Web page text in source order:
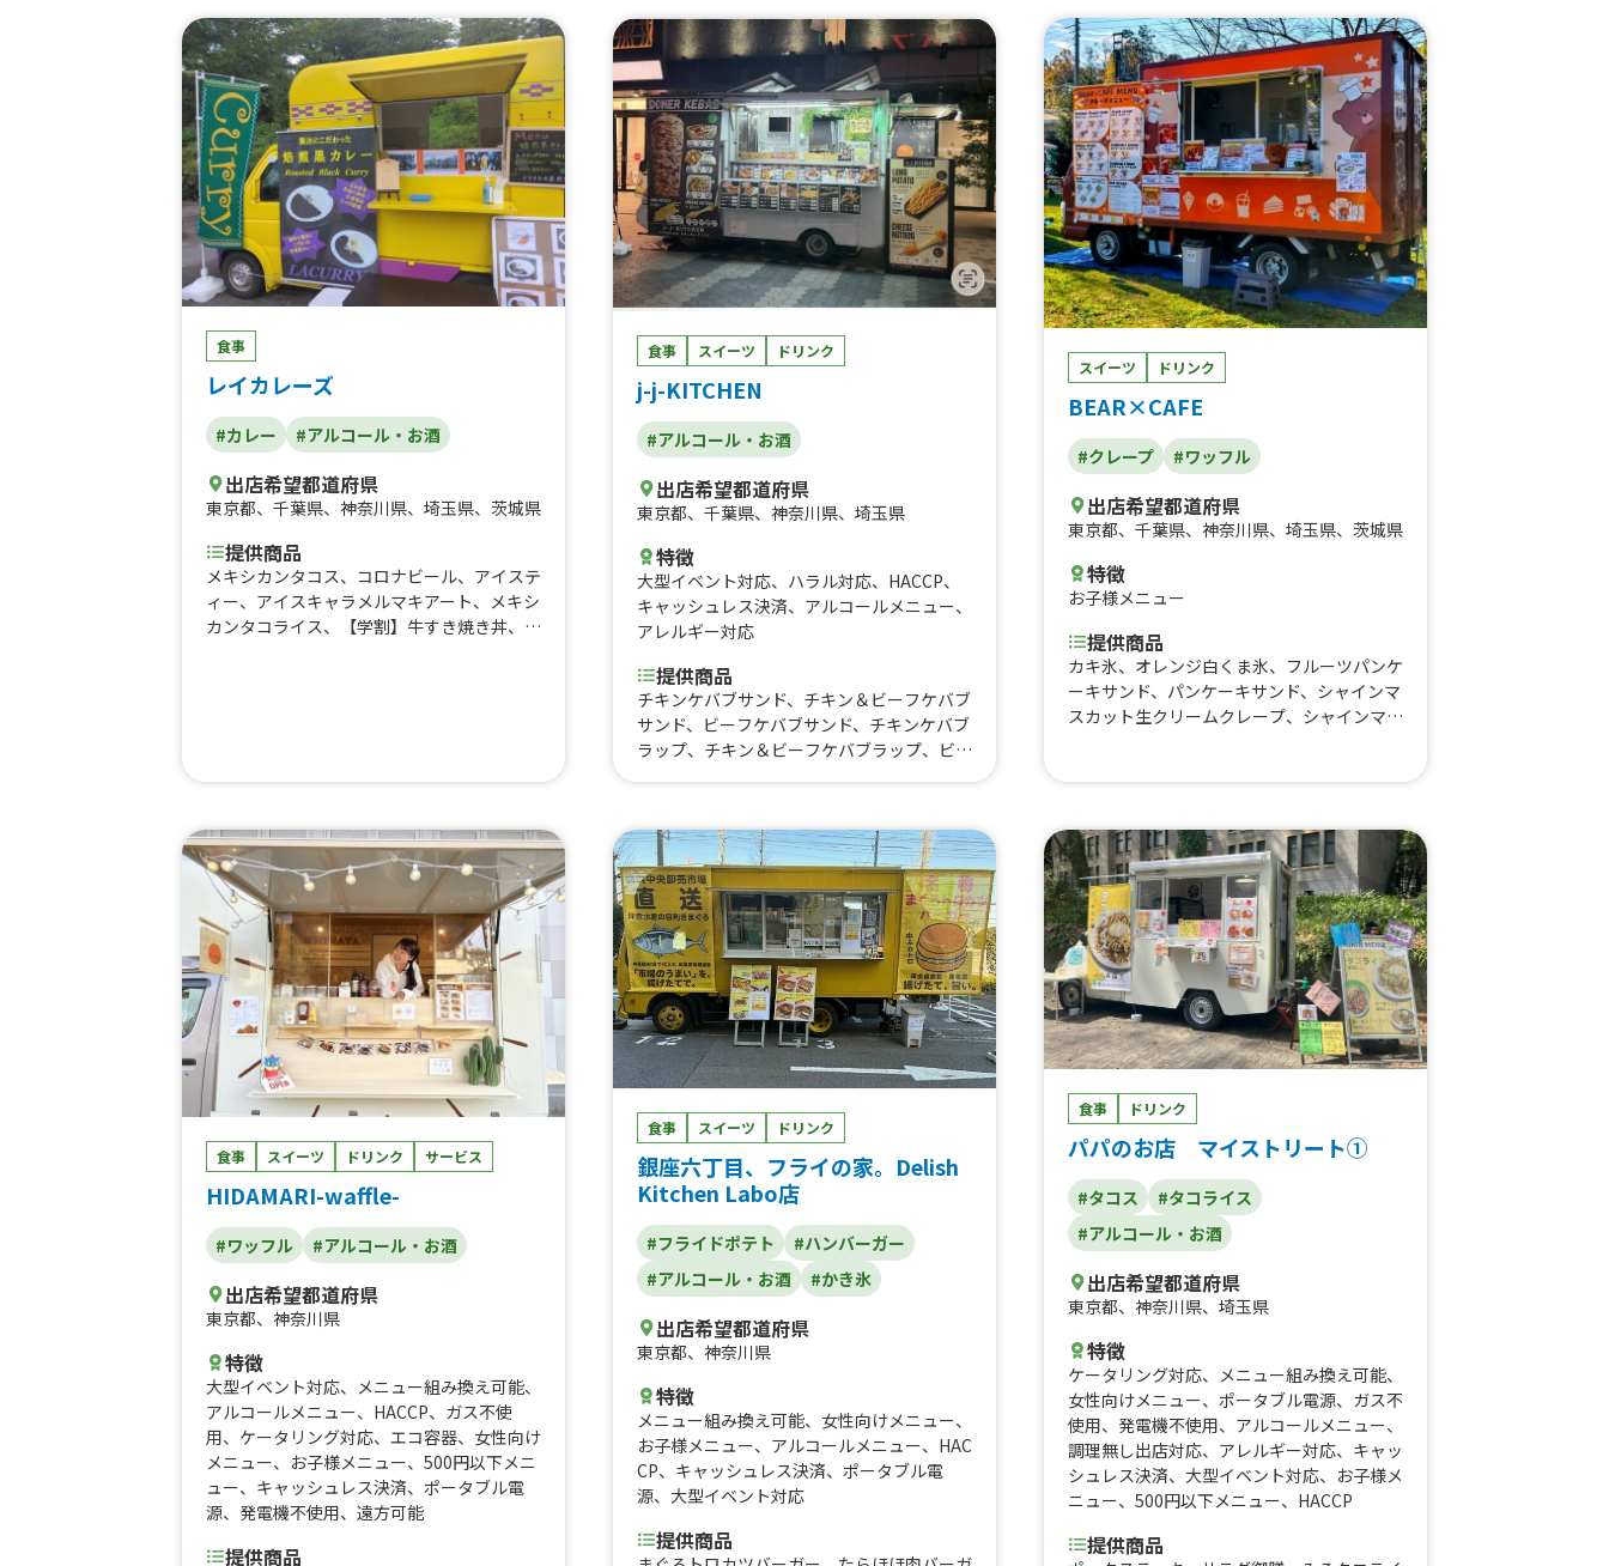
お酒、フローズンチョコバナナ、かき氷、特
製アイスクリーム、DRINKS、ドリンク、特
性ミミガー、ビー玉瓶ラムネ、チョコがけワ
ッフル、メロンパン
フルさいまいもボール、15種類のふりふり
ポテト、トルネードウインナー、宮崎肉巻き
おにぎり、ジャンボ照り焼きチキンステー
キ、三河フランク、カラフルフルーツラム
ネ、ホット アイスドリンク、ホットココ
ア、ホット アイスレモネード、レモンサワ
ー
食事
レイカレーズ
#カレー #アルコール・お酒
出店希望都道府県
東京都、 千葉県、 神奈川県、 埼玉県、 茨城県
提供商品
メキシカンタコス、コロナビール、アイステ
ィー、アイスキャラメルマキアート、メキシ
カンタコライス、【学割】牛すき焼き丼、焙
食事 スイーツ ドリンク
j-j-KITCHEN
#アルコール・お酒
出店希望都道府県
東京都、 千葉県、 神奈川県、 埼玉県
特徴
大型イベント対応、 ハラル対応、 HACCP、
キャッシュレス決済、 アルコールメニュー、
アレルギー対応
提供商品
チキンケバブサンド、チキン＆ビーフケバブ
サンド、ビーフケバブサンド、チキンケバブ
ラップ、チキン＆ビーフケバブラップ、ビー
ス、チキンと野菜とケバブ、ビーフと野菜と
ケバブ、チキンとビーフと野菜、ロングポテ
ト、チーズハットグ、チュロス、ビール、レ
モネード、コーラ、トルコアイス、レモンサ
ワー、ミネラルウォーター
スイーツ ドリンク
BEAR×CAFE
#クレープ #ワッフル
出店希望都道府県
東京都、 千葉県、 神奈川県、 埼玉県、 茨城県
特徴
お子様メニュー
提供商品
カキ氷、オレンジ白くま氷、フルーツパンケ
ーキサンド、パンケーキサンド、シャインマ
スカット生クリームクレープ、シャインマス
プ、国産イチゴクレープ、フルーツスムージ
ー、カップバナナブルーベリーパンケーキ、
クレープ各種、ワッフルサンド、オレンジク
マクレープ
食事 スイーツ ドリンク サービス
HIDAMARI-waffle-
#ワッフル #アルコール・お酒
出店希望都道府県
東京都、 神奈川県
特徴
大型イベント対応、 メニュー組み換え可能、
アルコールメニュー、 HACCP、 ガス不使
用、 ケータリング対応、 エコ容器、 女性向け
メニュー、 お子様メニュー、 500円以下メニ
ュー、 キャッシュレス決済、 ポータブル電
源、 発電機不使用、 遠方可能
提供商品
食事 スイーツ ドリンク
銀座六丁目、フライの家。Delish
Kitchen Labo店
#フライドポテト
#ハンバーガー
#アルコール・お酒
#かき氷
出店希望都道府県
東京都、 神奈川県
特徴
メニュー組み換え可能、 女性向けメニュー、
お子様メニュー、 アルコールメニュー、 HAC
CP、 キャッシュレス決済、 ポータブル電
源、 大型イベント対応
提供商品
食事 ドリンク
パパのお店 マイストリート①
#タコス
#タコライス
#アルコール・お酒
出店希望都道府県
東京都、 神奈川県、 埼玉県
特徴
ケータリング対応、 メニュー組み換え可能、
女性向けメニュー、 ポータブル電源、 ガス不
使用、 発電機不使用、 アルコールメニュー、
調理無し出店対応、 アレルギー対応、 キャッ
シュレス決済、 大型イベント対応、 お子様メ
ニュー、 500円以下メニュー、 HACCP
提供商品